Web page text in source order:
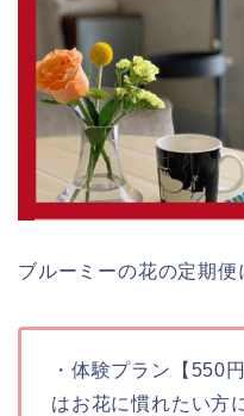
ブルーミーの花の定期便
・体験プラン【550
はお花に慣れたい方